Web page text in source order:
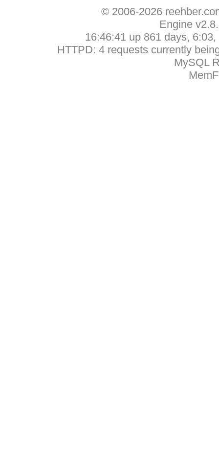
© 2006-2026
Engine
16:46:41 up 861 days,
HTTPD: 4 requests currently
MySQL